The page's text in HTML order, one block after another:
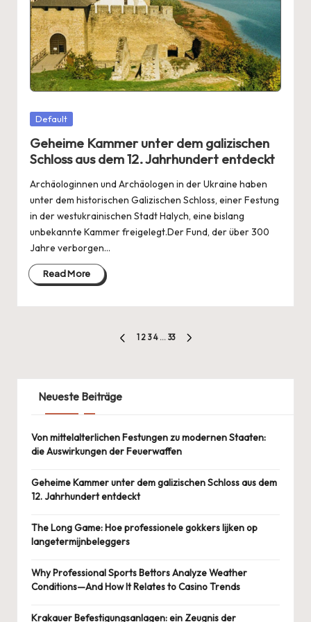
Posted
Default
Geheime Kammer unter dem galizischen
Schloss aus dem 12. Jahrhundert entdeckt
Archäologinnen und Archäologen in der Ukraine haben
unter dem historischen Galizischen Schloss, einer Festung
in der westukrainischen Stadt Halych, eine bislang
unbekannte Kammer freigelegt.Der Fund, der über 300
Jahre verborgen…
Read More
Seitennummerierung
Beiträge
PREVIOUS
1 2 3 4 … 33
Neueste Beiträge
Von mittelalterlichen Festungen zu modernen Staaten:
die Auswirkungen der Feuerwaffen
Geheime Kammer unter dem galizischen Schloss aus dem
12. Jahrhundert entdeckt
The Long Game: Hoe professionele gokkers lijken op
langetermijnbeleggers
Why Professional Sports Bettors Analyze Weather
Conditions—And How It Relates to Casino Trends
Krakauer Befestigungsanlagen: ein Zeugnis der